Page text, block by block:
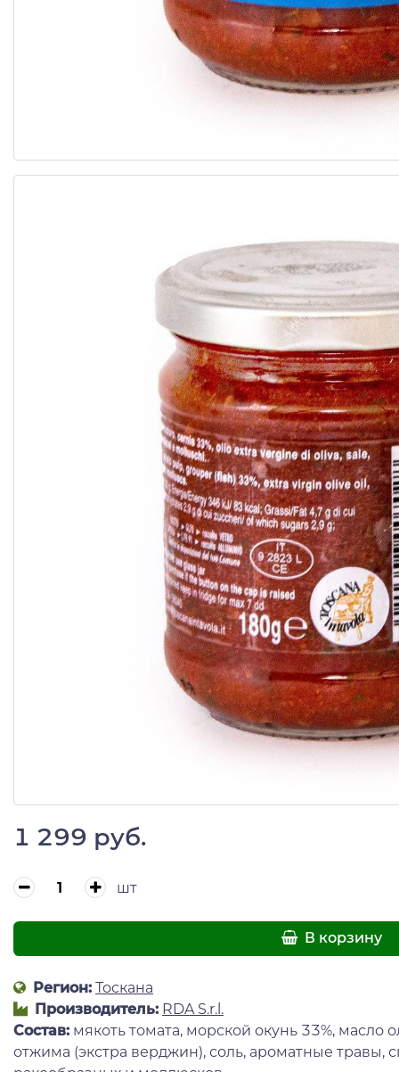
1 299 руб.
шт
В корзину
Регион: Тоскана
Производитель: RDA S.r.l.
Состав: мякоть томата, морской окунь 33%, масло
отжима (экстра верджин), соль, ароматные травы,